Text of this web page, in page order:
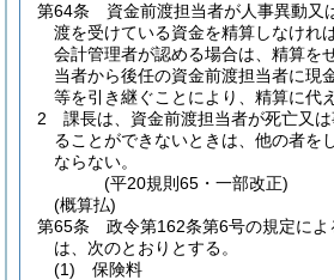
第64条
資金前渡担当者が人事異動又
渡を受けている資金を精算しなけれ
会計管理者が認める場合は、精算を
当者から後任の資金前渡担当者に現
等を引き継ぐことにより、精算に代
2
課長は、資金前渡担当者が死亡又
ることができないときは、他の者を
ならない。
(平20規則65・一部改正)
(概算払)
第65条
政令第162条第6号の規定に
は、次のとおりとする。
(1)
保険料